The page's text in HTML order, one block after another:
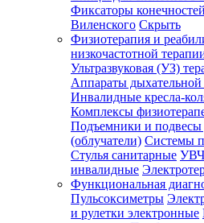
Фиксаторы конечностей
Виленского Скрыть
Физиотерапия и
низкочастотной
Ультразвуковая (УЗ)
Аппараты дыхательной
Инвалидные кресла-
Комплексы
Подъемники и подвесы
(облучатели) Системы
Стулья санитарные УВЧ
инвалидные
Функциональная
Пульсоксиметры
и рулетки электронные